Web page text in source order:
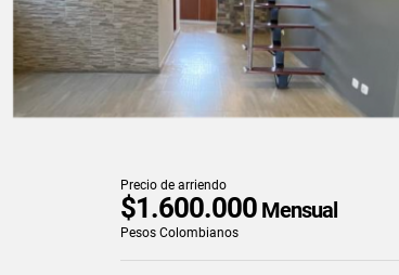
Precio de arriendo
$1.600.000 Mensual
Pesos Colombianos